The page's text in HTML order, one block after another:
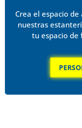
Crea el espacio
nuestras
tu espacio de